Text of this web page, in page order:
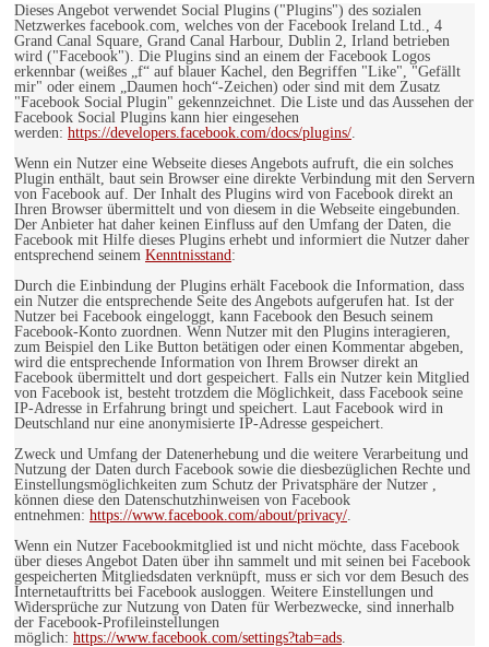
Dieses Angebot verwendet Social Plugins ("Plugins") des sozialen
Netzwerkes facebook.com, welches von der Facebook Ireland Ltd., 4
Grand Canal Square, Grand Canal Harbour, Dublin 2, Irland betrieben
wird ("Facebook"). Die Plugins sind an einem der Facebook Logos
erkennbar (weißes „f“ auf blauer Kachel, den Begriffen "Like", "Gefällt
mir" oder einem „Daumen hoch“-Zeichen) oder sind mit dem Zusatz
"Facebook Social Plugin" gekennzeichnet. Die Liste und das Aussehen der
Facebook Social Plugins kann hier eingesehen
werden: https://developers.facebook.com/docs/plugins/
Wenn ein Nutzer eine Webseite dieses Angebots aufruft, die ein solches
Plugin enthält, baut sein Browser eine direkte Verbindung mit den Servern
von Facebook auf. Der Inhalt des Plugins wird von Facebook direkt an
Ihren Browser übermittelt und von diesem in die Webseite eingebunden.
Der Anbieter hat daher keinen Einfluss auf den Umfang der Daten, die
Facebook mit Hilfe dieses Plugins erhebt und informiert die Nutzer daher
entsprechend seinem Kenntnisstand :
Durch die Einbindung der Plugins erhält Facebook die Information, dass
ein Nutzer die entsprechende Seite des Angebots aufgerufen hat. Ist der
Nutzer bei Facebook eingeloggt, kann Facebook den Besuch seinem
Facebook-Konto zuordnen. Wenn Nutzer mit den Plugins interagieren,
zum Beispiel den Like Button betätigen oder einen Kommentar abgeben,
wird die entsprechende Information von Ihrem Browser direkt an
Facebook übermittelt und dort gespeichert. Falls ein Nutzer kein Mitglied
von Facebook ist, besteht trotzdem die Möglichkeit, dass Facebook seine
IP-Adresse in Erfahrung bringt und speichert. Laut Facebook wird in
Deutschland nur eine anonymisierte IP-Adresse gespeichert.
Zweck und Umfang der Datenerhebung und die weitere Verarbeitung und
Nutzung der Daten durch Facebook sowie die diesbezüglichen Rechte und
Einstellungsmöglichkeiten zum Schutz der Privatsphäre der Nutzer ,
können diese den Datenschutzhinweisen von Facebook
entnehmen: https://www.facebook.com/about/privacy/
Wenn ein Nutzer Facebookmitglied ist und nicht möchte, dass Facebook
über dieses Angebot Daten über ihn sammelt und mit seinen bei Facebook
gespeicherten Mitgliedsdaten verknüpft, muss er sich vor dem Besuch des
Internetauftritts bei Facebook ausloggen. Weitere Einstellungen und
Widersprüche zur Nutzung von Daten für Werbezwecke, sind innerhalb
der Facebook-Profileinstellungen
möglich: https://www.facebook.com/settings?tab=ads